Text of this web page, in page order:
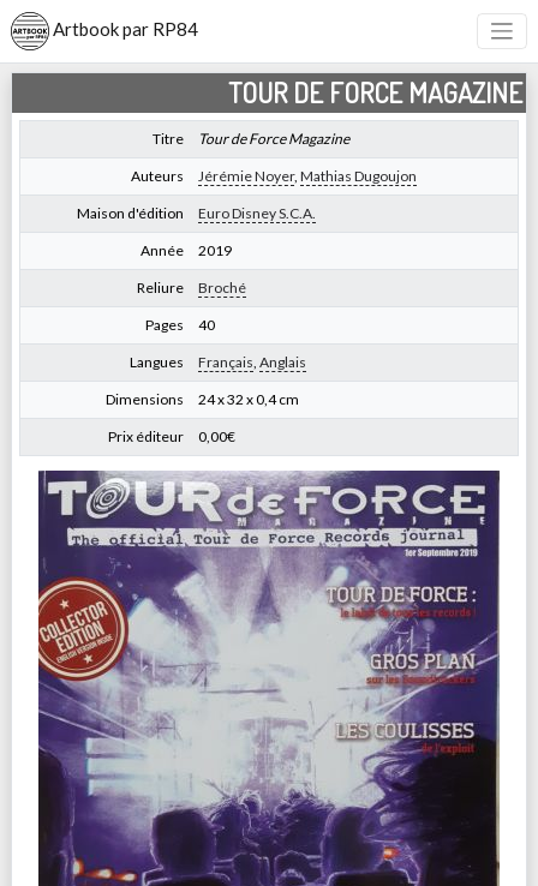
Artbook par RP84
TOUR DE FORCE MAGAZINE
Titre Tour de Force Magazine
Auteurs Jérémie Noyer, Mathias Dugoujon
Maison d'édition Euro Disney S.C.A.
Année 2019
Reliure Broché
Pages 40
Langues Français, Anglais
Dimensions 24 x 32 x 0,4 cm
Prix éditeur 0,00€